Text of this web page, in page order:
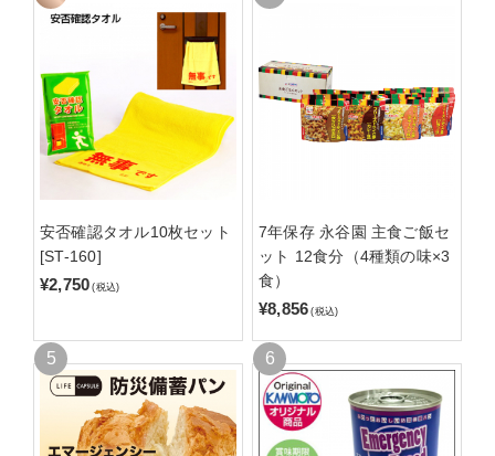
安否確認タオル10枚セット
[ST-160]
¥2,750 (税込)
7年保存 永谷園 主食ご飯セ
ット 12食分（4種類の味×3
食）
¥8,856 (税込)